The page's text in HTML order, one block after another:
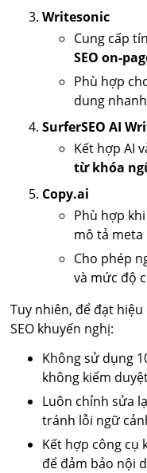
Writesonic
Cung cấp
SEO on-
Phù hợp
dung
SurferSEO AI
Kết hợp AI
từ khóa
Copy.ai
Phù hợp
mô tả meta
Cho phép
và mức độ
Tuy nhiên, để đạt
SEO khuyến nghị:
Không sử dụng
không kiểm
Luôn chỉnh sửa
tránh lỗi ngữ
Kết hợp công cụ
để đảm bảo nội